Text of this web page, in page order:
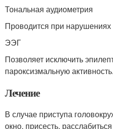
Тональная аудиометрия
Проводится при нарушениях
ЭЭГ
Позволяет исключить
пароксизмальную активность.
Лечение
В случае приступа
окно, присесть,